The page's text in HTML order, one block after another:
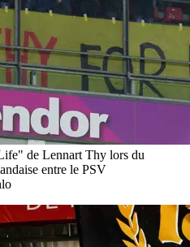
de Lennart Thy lors du
entre le PSV